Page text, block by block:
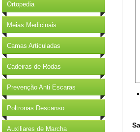
Ortopedia
Meias Medicinais
Camas Articuladas
Cadeiras de Rodas
Prevenção Anti Escaras
Poltronas Descanso
Auxiliares de Marcha